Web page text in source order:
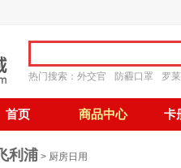
热门搜索： 外交官 防霾口罩 罗莱
首页 商品中心 卡
飞利浦 > 厨房日用